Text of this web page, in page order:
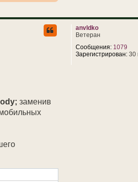
anvldko
Ветеран
Сообщения: 1079
Зарегистрирован:30
заменив